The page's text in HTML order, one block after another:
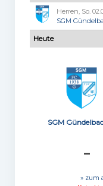
Herren, So.
SGM
Heute
SGM
-
» zum